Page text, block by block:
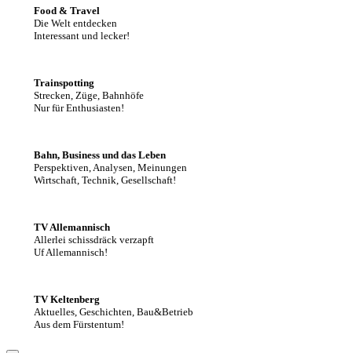
Food & Travel
Die Welt entdecken
Interessant und lecker!
Trainspotting
Strecken, Züge, Bahnhöfe
Nur für Enthusiasten!
Bahn, Business und das Leben
Perspektiven, Analysen, Meinungen
Wirtschaft, Technik, Gesellschaft!
TV Allemannisch
Allerlei schissdräck verzapft
Uf Allemannisch!
TV Keltenberg
Aktuelles, Geschichten, Bau&Betrieb
Aus dem Fürstentum!